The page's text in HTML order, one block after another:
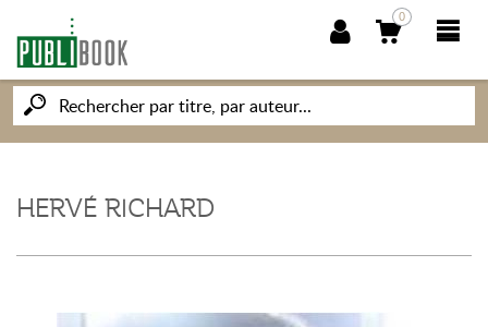
0
NOUVEAUTÉS
PUBLIBOOK
SOCIÉTÉ DES ÉCRIVAINS
CONNAISSANCES ET SAVOIRS
HERVÉ RICHARD